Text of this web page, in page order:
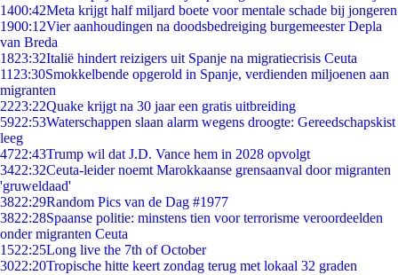
1400:42Meta krijgt half miljard boete voor mentale schade bij jongeren
1900:12Vier aanhoudingen na doodsbedreiging burgemeester Depla
van Breda
1823:32Italië hindert reizigers uit Spanje na migratiecrisis Ceuta
11 23:30Smokkelbende opgerold in Spanje, verdienden miljoenen aan
migranten
2223:22Quake krijgt na 30 jaar een gratis uitbreiding
5922:53Waterschappen slaan alarm wegens droogte: Gereedschapskist
leeg
4722:43Trump wil dat J.D. Vance hem in 2028 opvolgt
3422:32Ceuta-leider noemt Marokkaanse grensaanval door migranten
'gruweldaad'
3822:29Random Pics van de Dag #1977
3822:28Spaanse politie: minstens tien voor terrorisme veroordeelden
onder migranten Ceuta
1522:25Long live the 7th of October
3022:20Tropische hitte keert zondag terug met lokaal 32 graden